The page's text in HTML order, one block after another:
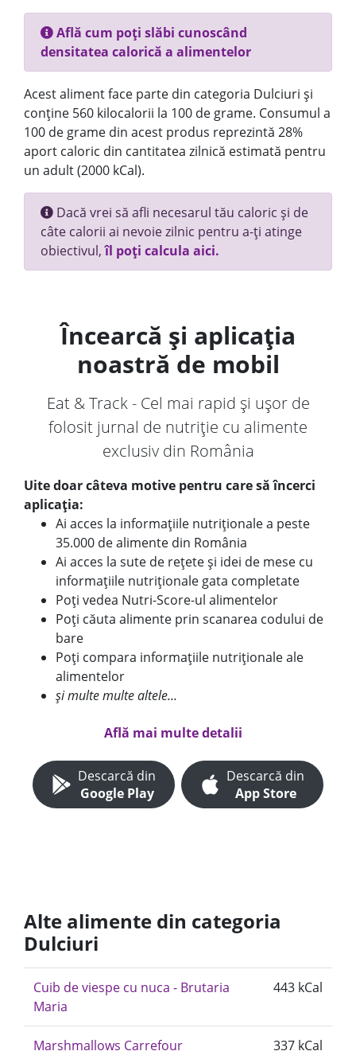
Află cum poți slăbi cunoscând
densitatea calorică a alimentelor
Acest aliment face parte din categoria Dulciuri și
conține 560 kilocalorii la 100 de grame. Consumul a
100 de grame din acest produs reprezintă 28%
aport caloric din cantitatea zilnică estimată pentru
un adult (2000 kCal).
Dacă vrei să afli necesarul tău caloric și de
câte calorii ai nevoie zilnic pentru a-ți atinge
obiectivul,îl poți calcula aici.
Încearcă și aplicația
noastră de mobil
Eat & Track - Cel mai rapid și ușor de
folosit jurnal de nutriție cu alimente
exclusiv din România
Uite doar câteva motive pentru care să încerci
aplicația:
Ai acces la informațiile nutriționale a peste
35.000 de alimente din România
Ai acces la sute de rețete și idei de mese cu
informațiile nutriționale gata completate
Poți vedea Nutri-Score-ul alimentelor
Poți căuta alimente prin scanarea codului de
bare
Poți compara informațiile nutriționale ale
alimentelor
și multe multe altele...
Află mai multe detalii
Descarcă din
Google Play
Descarcă din
App Store
Alte alimente din categoria
Dulciuri
Cuib de viespe cu nuca - Brutaria
Maria
443 kCal
Marshmallows Carrefour 337 kCal